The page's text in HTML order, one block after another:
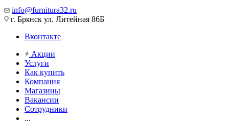
info@furnitura32.ru
г. Брянск ул. Литейная 86Б
Вконтакте
Акции
Услуги
Как купить
Компания
Магазины
Вакансии
Сотрудники
...